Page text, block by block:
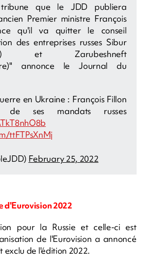
que le JDD publiera
Premier ministre François
qu'il va quitter le conseil
des entreprises russes Sibur
et Zarubeshneft
annonce le Journal du
en Ukraine : François Fillon
de ses mandats russes
ttFTPsXnMj
February 25, 2022
d'Eurovision 2022
pour la Russie et celle-ci est
de l'Eurovision a annoncé
exclu de l'édition 2022.